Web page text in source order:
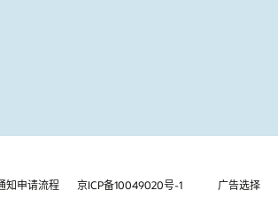
知申请流程 京ICP备10049020号-1 广告选择